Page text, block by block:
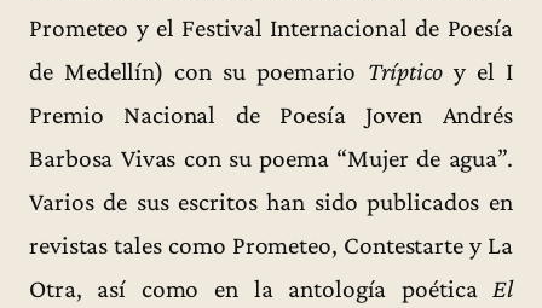
Prometeo y el Festival Internacional de Poesía
de Medellín) con su poemario Trípticoy el I
Premio Nacional de Poesía Joven Andrés
Barbosa Vivas con su poema “Mujer de agua”.
Varios de sus escritos han sido publicados en
revistas tales como Prometeo, Contestarte y La
Otra, así como en la antología poéticaEl